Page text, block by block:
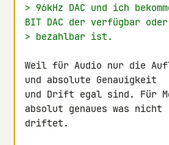
> 96kHz DAC und ich
BIT DAC der verfügbar oder
> bezahlbar ist.
Weil für Audio nur die
und absolute Genauigkeit
und Drift egal sind. Für
absolut genaues was nicht
driftet.